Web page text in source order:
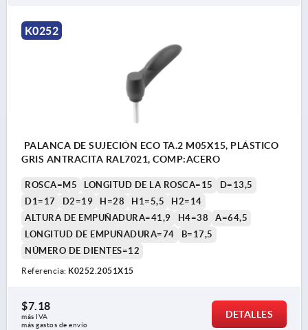
K0252
PALANCA DE SUJECIÓN ECO TA.2 M05X15, PLÁSTICO
GRIS ANTRACITA RAL7021, COMP:ACERO
ROSCA=M5 LONGITUD DE LA ROSCA=15
D=13,5
D1=17
D2=19 H=28 H1=5,5
H2=14
ALTURA DE EMPUÑADURA=41,9
H4=38
A=64,5
LONGITUD DE EMPUÑADURA=74
B=17,5
NÚMERO DE DIENTES=12
Referencia: K0252.2051X15
$7.18
más IVA
más gastos de envío
DETALLES